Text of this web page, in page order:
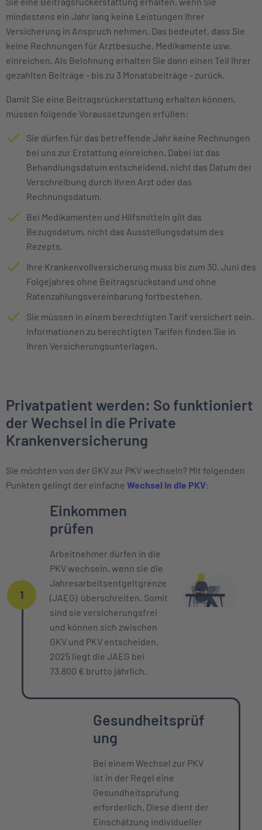
mindestens ein Jahr lang keine Leistungen Ihrer
Versicherung in Anspruch nehmen. Das bedeutet, dass Sie
keine Rechnungen für Arztbesuche, Medikamente usw.
einreichen. Als Belohnung erhalten Sie dann einen Teil Ihrer
gezahlten Beiträge - bis zu 3 Monatsbeiträge - zurück.
Damit Sie eine Beitragsrückerstattung erhalten können,
müssen folgende Voraussetzungen erfüllen:
Sie dürfen für das betreffende Jahr keine Rechnungen
bei uns zur Erstattung einreichen. Dabei ist das
Behandlungsdatum entscheidend, nicht das Datum der
Verschreibung durch Ihren Arzt oder das
Rechnungsdatum.
Bei Medikamenten und Hilfsmitteln gilt das
Bezugsdatum, nicht das Ausstellungsdatum des
Rezepts.
Ihre Krankenvollversicherung muss bis zum 30. Juni des
Folgejahres ohne Beitragsrückstand und ohne
Ratenzahlungsvereinbarung fortbestehen.
Sie müssen in einem berechtigten Tarif versichert sein.
Informationen zu berechtigten Tarifen finden Sie in
Ihren Versicherungsunterlagen.
Privatpatient werden: So funktioniert
der Wechsel in die Private
Krankenversicherung
Sie möchten von der GKV zur PKV wechseln? Mit folgenden
Punkten gelingt der einfache Wechsel in die PKV:
Einzelne Oberpunkte mit zeitlichem
1
Einkommen
prüfen
Arbeitnehmer dürfen in die
PKV wechseln, wenn sie die
Jahresarbeitsentgeltgrenze
(JAEG) überschreiten. Somit
sind sie versicherungsfrei
und können sich zwischen
GKV und PKV entscheiden.
2025 liegt die JAEG bei
73.800 € brutto jährlich.
Gesundheitsprüf
ung
Bei einem Wechsel zur PKV
ist in der Regel eine
Gesundheitsprüfung
erforderlich. Diese dient der
Einschätzung individueller